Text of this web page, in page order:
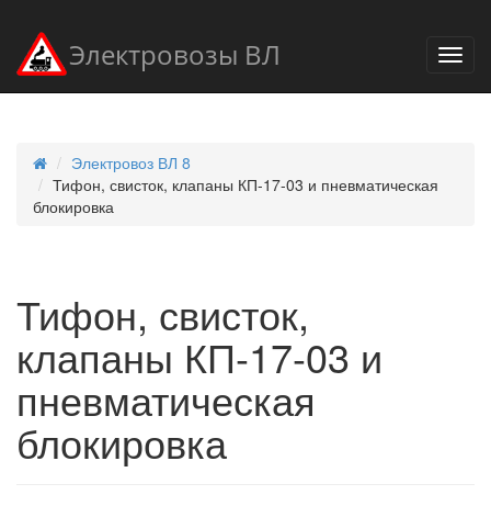
Электровозы ВЛ
Электровоз ВЛ 8
Тифон, свисток, клапаны КП-17-03 и пневматическая
блокировка
Тифон, свисток,
клапаны КП-17-03 и
пневматическая
блокировка